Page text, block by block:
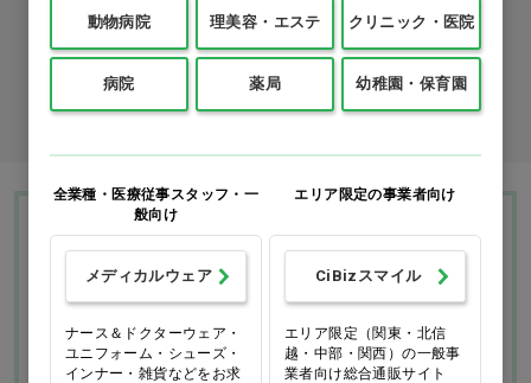
商品コード入力でクイックオーダー
Ciモール ウェブ通販のご利用ガイド・ヘル
お支払いについて 送料について
動物病院 理美容・エステ クリニック・医院
病院 薬局 幼稚園・保育園
全業種・医療従事スタッフ・一
般向け
メディカルウェア
ナース＆ドクターウェア・
ユニフォーム・シューズ・
インナー・雑貨などをお求
エリア限定の事業者向け
CiBizスマイル
エリア限定（関東・北信
越・中部・関西）の一般事
業者向け総合通販サイト